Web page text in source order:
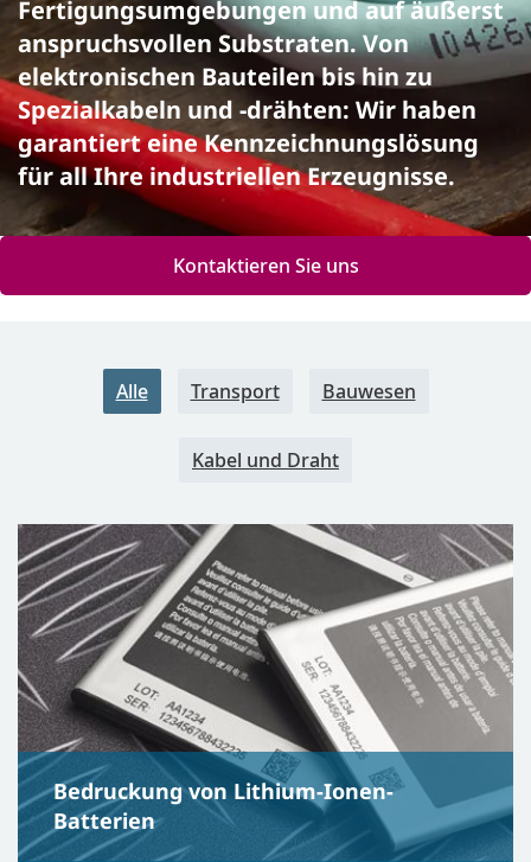
Fertigungsumgebungen und auf äußerst
anspruchsvollen Substraten. Von
elektronischen Bauteilen bis hin zu
Spezialkabeln und -drähten: Wir haben
garantiert eine Kennzeichnungslösung
für all Ihre industriellen Erzeugnisse.
Kontaktieren Sie uns
Alle Transport Bauwesen
Kabel und Draht
Bedruckung von Lithium-Ionen-
Batterien